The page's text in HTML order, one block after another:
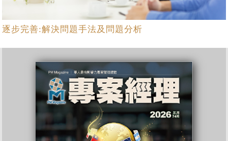
逐步完善:解決問題手法及問題分析